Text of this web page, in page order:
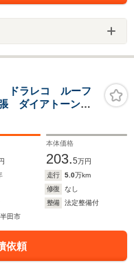
ドラレコ ルーフ
ダイアトーンナ
USB フロントカ
マートリヤビュ
本体価格
203.5万円
走行 5.0万km
修復
なし
整備
法定整備付
田市
依頼